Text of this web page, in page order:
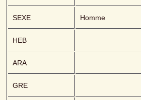
SEXE Homme
HEB
ARA
GRE